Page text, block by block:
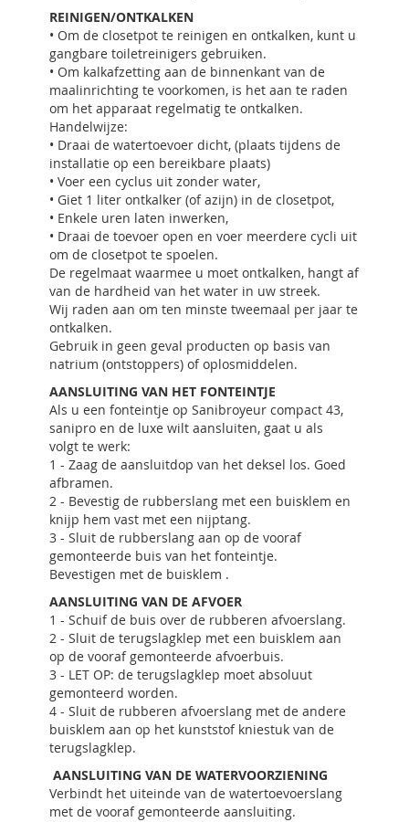
REINIGEN/ONTKALKEN
• Om de closetpot te reinigen en ontkalken, kunt u
gangbare toiletreinigers gebruiken.
• Om kalkafzetting aan de binnenkant van de
maalinrichting te voorkomen, is het aan te raden
om het apparaat regelmatig te ontkalken.
Handelwijze:
• Draai de watertoevoer dicht, (plaats tijdens de
installatie op een bereikbare plaats)
• Voer een cyclus uit zonder water,
• Giet 1 liter ontkalker (of azijn) in de closetpot,
• Enkele uren laten inwerken,
• Draai de toevoer open en voer meerdere cycli uit
om de closetpot te spoelen.
De regelmaat waarmee u moet ontkalken, hangt af
van de hardheid van het water in uw streek.
Wij raden aan om ten minste tweemaal per jaar te
ontkalken.
Gebruik in geen geval producten op basis van
natrium (ontstoppers) of oplosmiddelen.
AANSLUITING VAN HET FONTEINTJE
Als u een fonteintje op Sanibroyeur compact 43,
sanipro en de luxe wilt aansluiten, gaat u als
volgt te werk:
1 - Zaag de aansluitdop van het deksel los. Goed
afbramen.
2 - Bevestig de rubberslang met een buisklem en
knijp hem vast met een nijptang.
3 - Sluit de rubberslang aan op de vooraf
gemonteerde buis van het fonteintje.
Bevestigen met de buisklem .
AANSLUITING VAN DE AFVOER
1 - Schuif de buis over de rubberen afvoerslang.
2 - Sluit de terugslagklep met een buisklem aan
op de vooraf gemonteerde afvoerbuis.
3 - LET OP: de terugslagklep moet absoluut
gemonteerd worden.
4 - Sluit de rubberen afvoerslang met de andere
buisklem aan op het kunststof kniestuk van de
terugslagklep.
AANSLUITING VAN DE WATERVOORZIENING
Verbindt het uiteinde van de watertoevoerslang
met de vooraf gemonteerde aansluiting.